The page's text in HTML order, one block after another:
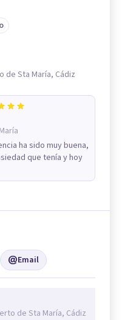
de Sta María, Cádiz
ha sido muy buena,
que tenía y hoy
Email
de Sta María, Cádiz